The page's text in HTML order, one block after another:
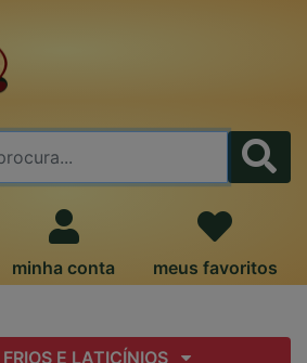
minha conta meus favoritos
E LATICÍNIOS